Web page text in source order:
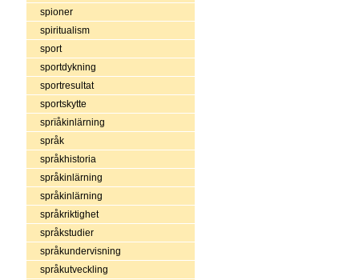
spioner
spiritualism
sport
sportdykning
sportresultat
sportskytte
sprïåkinlärning
språk
språkhistoria
språkinlärning
språkinlärning
språkriktighet
språkstudier
språkundervisning
språkutveckling